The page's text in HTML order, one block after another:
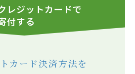
レジットカードで
付する
カード決済方法を